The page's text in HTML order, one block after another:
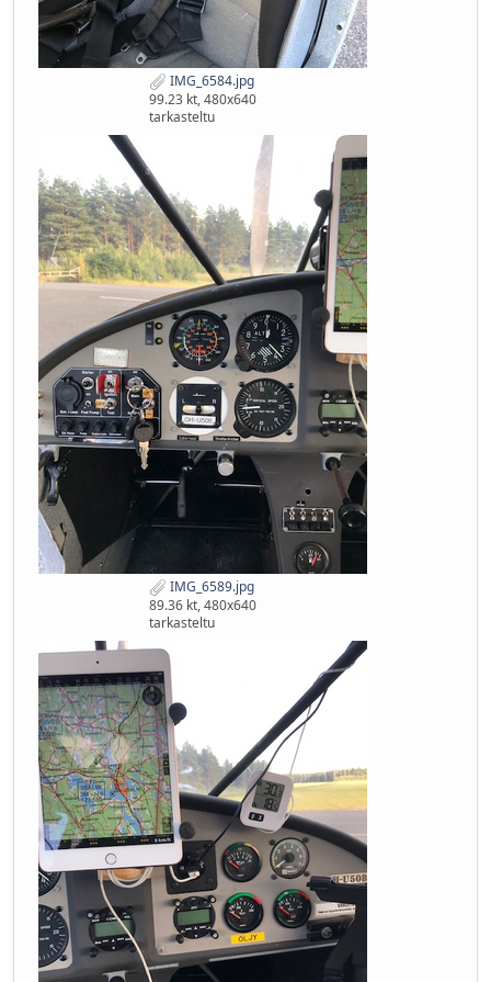
IMG_6584.jpg
99.23 kt, 480x640
tarkasteltu
IMG_6589.jpg
89.36 kt, 480x640
tarkasteltu